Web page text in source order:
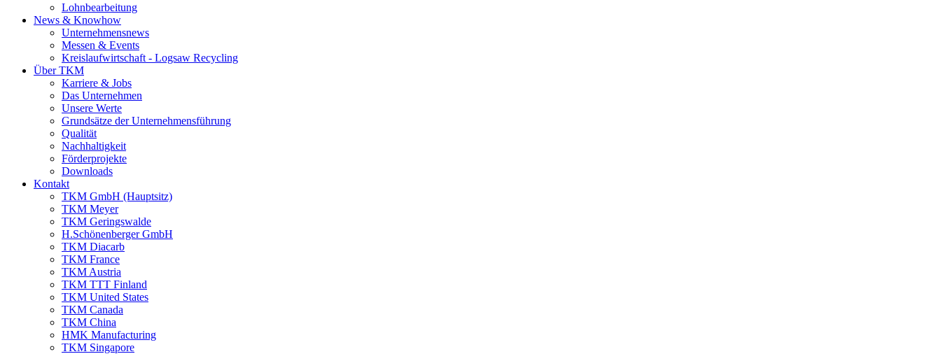
Lohnbearbeitung
News & Knowhow
Unternehmensnews
Messen & Events
Kreislaufwirtschaft - Logsaw Recycling
Über TKM
Karriere & Jobs
Das Unternehmen
Unsere Werte
Grundsätze der Unternehmensführung
Qualität
Nachhaltigkeit
Förderprojekte
Downloads
Kontakt
TKM GmbH (Hauptsitz)
TKM Meyer
TKM Geringswalde
H.Schönenberger GmbH
TKM Diacarb
TKM France
TKM Austria
TKM TTT Finland
TKM United States
TKM Canada
TKM China
HMK Manufacturing
TKM Singapore